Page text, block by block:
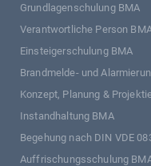
Grundlagenschulung BMA
Verantwortliche Person
Einsteigerschulung BMA
Brandmelde- und
Konzept, Planung &
Instandhaltung BMA
Begehung nach DIN VDE
Auffrischungsschulung